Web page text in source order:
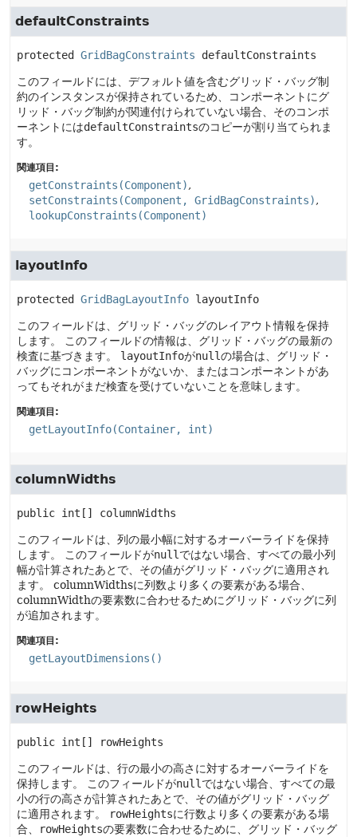
defaultConstraints
protected GridBagConstraints defaultConstraints
このフィールドには、デフォルト値を含むグリッド・バッグ制
約のインスタンスが保持されているため、コンポーネントにグ
リッド・バッグ制約が関連付けられていない場合、そのコンポ
ーネントにはdefaultConstraintsのコピーが割り当てられま
す。
関連項目:
getConstraints(Component)
setConstraints(Component, GridBagConstraints)
lookupConstraints(Component)
layoutInfo
protected GridBagLayoutInfo layoutInfo
このフィールドは、グリッド・バッグのレイアウト情報を保持
します。
このフィールドの情報は、グリッド・バッグの最新の
検査に基づきます。
layoutInfoがnullの場合は、グリッド・
バッグにコンポーネントがないか、またはコンポーネントがあ
ってもそれがまだ検査を受けていないことを意味します。
関連項目:
getLayoutInfo(Container, int)
columnWidths
public int[] columnWidths
このフィールドは、列の最小幅に対するオーバーライドを保持
します。
このフィールドがnull ではない場合、すべての最小列
幅が計算されたあとで、その値がグリッド・バッグに適用され
ます。
columnWidthsに列数より多くの要素がある場合、
columnWidthの要素数に合わせるためにグリッド・バッグに列
が追加されます。
関連項目:
getLayoutDimensions()
rowHeights
public int[] rowHeights
このフィールドは、行の最小の高さに対するオーバーライドを
保持します。
このフィールドがnull ではない場合、すべての最
小の行の高さが計算されたあとで、その値がグリッド・バッグ
に適用されます。
rowHeightsに行数より多くの要素がある場
合、
rowHeightsの要素数に合わせるために、グリッド・バッグ